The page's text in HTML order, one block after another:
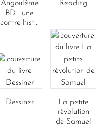
Angoulême
BD : une
contre-hist...
Reading
Dessiner
La petite
révolution
de Samuel